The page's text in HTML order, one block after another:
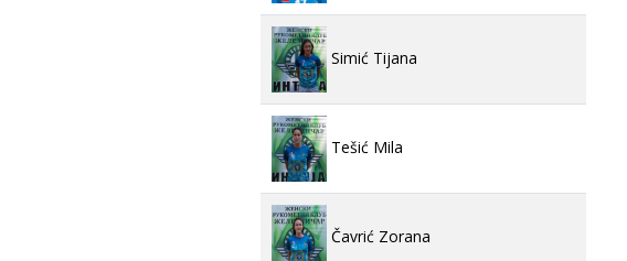
Simić Tijana
Tešić Mila
Čavrić Zorana